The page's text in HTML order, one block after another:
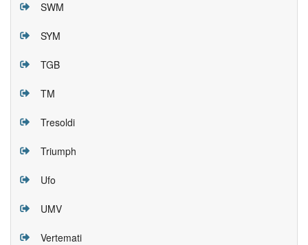
SWM
SYM
TGB
TM
Tresoldi
Triumph
Ufo
UMV
Vertemati